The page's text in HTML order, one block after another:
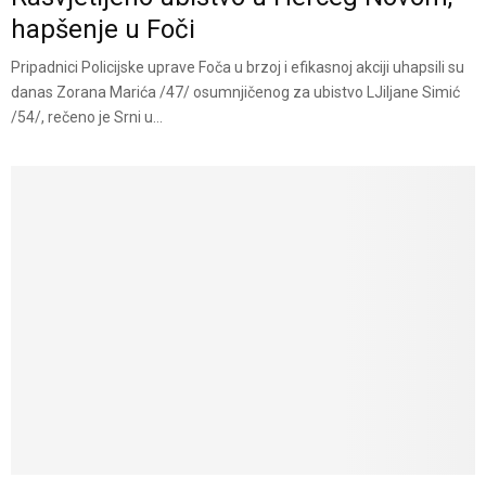
hapšenje u Foči
Pripadnici Policijske uprave Foča u brzoj i efikasnoj akciji uhapsili su
danas Zorana Marića /47/ osumnjičenog za ubistvo LJiljane Simić
/54/, rečeno je Srni u...